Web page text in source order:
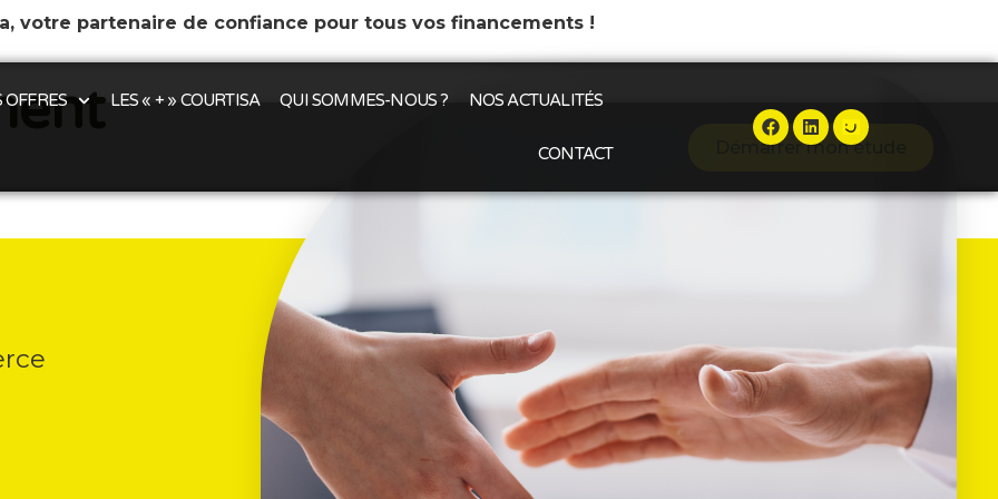
votre partenaire de confiance pour tous vos financements !
OFFRES LES « + » COURTISA QUI SOMMES-NOUS ? NOS ACTUALITÉS
CONTACT Démarrer mon étude